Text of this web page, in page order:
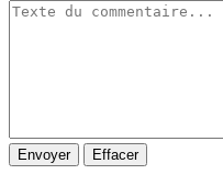
Envoyer Effacer